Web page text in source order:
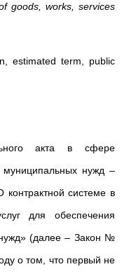
goods, works, services
estimated term, public
акта в сфере
муниципальных нужд –
системе в
для обеспечения
(далее – Закон №
о том, что первый не